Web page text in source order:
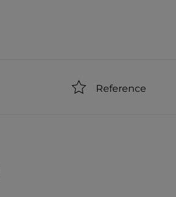
Reference